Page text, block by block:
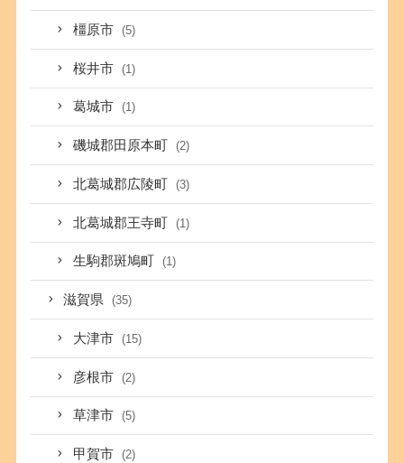
橿原市 (5)
桜井市 (1)
葛城市 (1)
磯城郡田原本町 (2)
北葛城郡広陵町 (3)
北葛城郡王寺町 (1)
生駒郡斑鳩町 (1)
滋賀県 (35)
大津市 (15)
彦根市 (2)
草津市 (5)
甲賀市 (2)